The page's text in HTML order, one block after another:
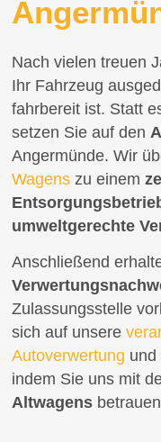
Nach vielen treuen
Ihr Fahrzeug
fahrbereit ist. Statt
setzen Sie auf den
Angermünde. Wir
Wagens zu einem
umweltgerechte
Anschließend
Zulassungsstelle
sich auf unsere
Autoverwertung und
indem Sie uns mit
Altwagens